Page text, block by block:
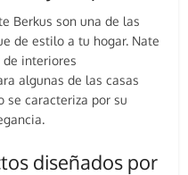
Berkus son una de las
de estilo a tu hogar. Nate
de interiores
algunas de las casas
se caracteriza por su
diseñados por